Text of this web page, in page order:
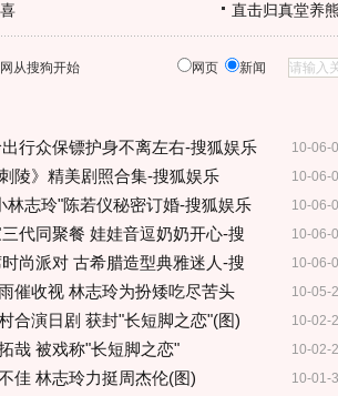
直击归真堂养
从搜狗开始 网页 新闻
10-06-
行众保镖护身不离左右-搜狐娱乐
10-06-
陵》精美剧照合集-搜狐娱乐
10-06-
林志玲"陈若仪秘密订婚-搜狐娱乐
10-06-
代同聚餐 娃娃音逗奶奶开心-搜
10-06-
尚派对 古希腊造型典雅迷人-搜
10-05-
催收视 林志玲为扮矮吃尽苦头
10-02-
合演日剧 获封"长短脚之恋"(图)
10-02-
哉 被戏称"长短脚之恋"
10-01-
佳 林志玲力挺周杰伦(图)